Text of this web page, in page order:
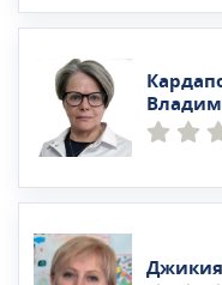
Джикия